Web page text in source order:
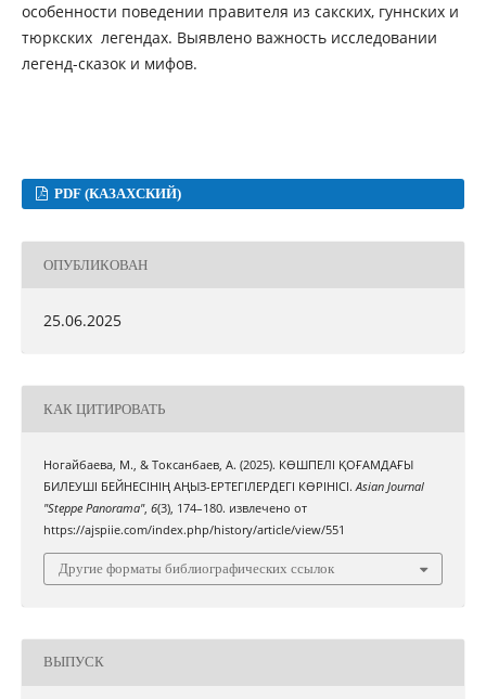
особенности поведении правителя из сакских, гуннских и
тюркских легендах. Выявлено важность исследовании
легенд-сказок и мифов.
PDF (КАЗАХСКИЙ)
ОПУБЛИКОВАН
25.06.2025
КАК ЦИТИРОВАТЬ
Ногайбаева, М., & Токсанбаев, А. (2025). КӨШПЕЛІ ҚОҒАМДАҒЫ
БИЛЕУШІ БЕЙНЕСІНІҢ АҢЫЗ-ЕРТЕГІЛЕРДЕГІ КӨРІНІСІ.Asian Journal
"Steppe Panorama", 6(3), 174–180. извлечено от
https://ajspiie.com/index.php/history/article/view/551
Другие форматы библиографических ссылок
ВЫПУСК